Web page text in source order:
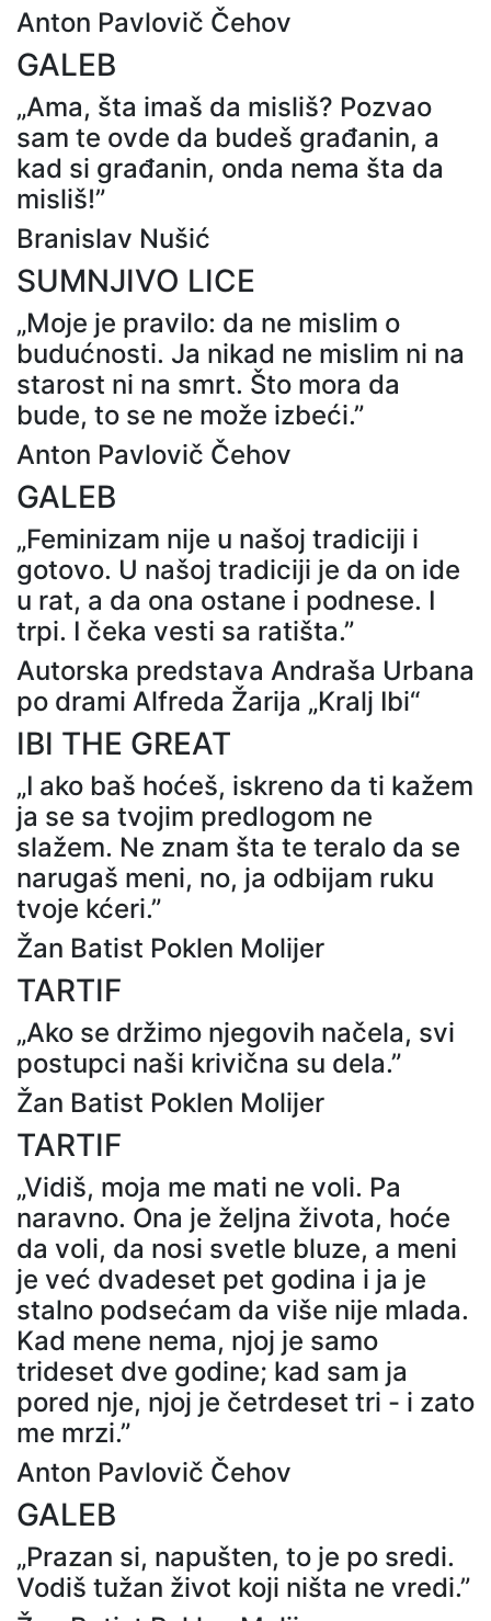
Anton Pavlovič Čehov
GALEB
„Ama, šta imaš da misliš? Pozvao
sam te ovde da budeš građanin, a
kad si građanin, onda nema šta da
misliš!”
Branislav Nušić
SUMNJIVO LICE
„Moje je pravilo: da ne mislim o
budućnosti. Ja nikad ne mislim ni na
starost ni na smrt. Što mora da
bude, to se ne može izbeći.”
Anton Pavlovič Čehov
GALEB
„Feminizam nije u našoj tradiciji i
gotovo. U našoj tradiciji je da on ide
u rat, a da ona ostane i podnese. I
trpi. I čeka vesti sa ratišta.”
Autorska predstava Andraša Urbana
po drami Alfreda Žarija „Kralj Ibi“
IBI THE GREAT
„I ako baš hoćeš, iskreno da ti kažem
ja se sa tvojim predlogom ne
slažem. Ne znam šta te teralo da se
narugaš meni, no, ja odbijam ruku
tvoje kćeri.”
Žan Batist Poklen Molijer
TARTIF
„Ako se držimo njegovih načela, svi
postupci naši krivična su dela.”
Žan Batist Poklen Molijer
TARTIF
„Vidiš, moja me mati ne voli. Pa
naravno. Ona je željna života, hoće
da voli, da nosi svetle bluze, a meni
je već dvadeset pet godina i ja je
stalno podsećam da više nije mlada.
Kad mene nema, njoj je samo
trideset dve godine; kad sam ja
pored nje, njoj je četrdeset tri - i zato
me mrzi.”
Anton Pavlovič Čehov
GALEB
„Prazan si, napušten, to je po sredi.
Vodiš tužan život koji ništa ne vredi.”